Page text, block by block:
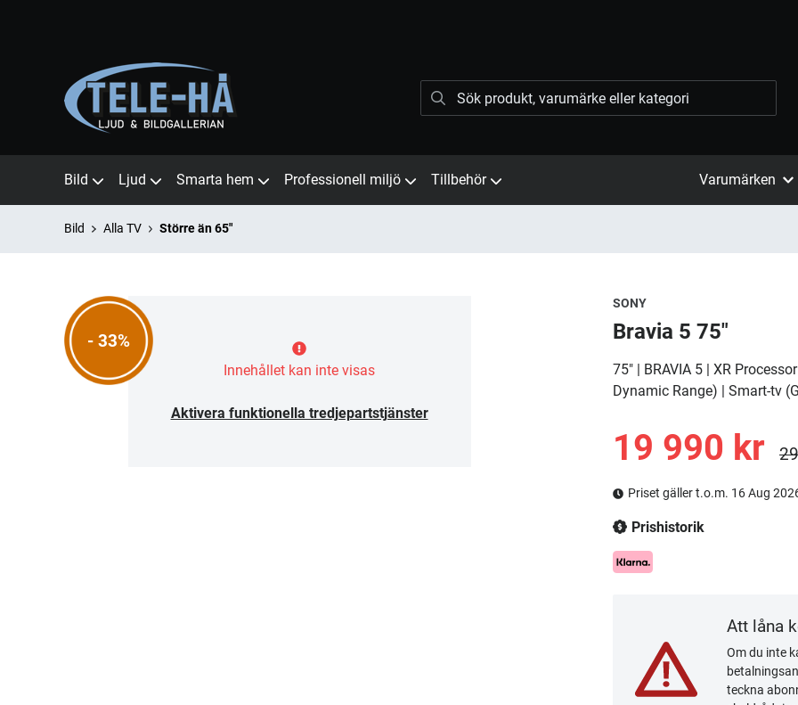
Bild Ljud Smarta hem Professionell miljö Tillbehör Varumärken
Bild Alla TV Större än 65"
- 33%
Innehållet kan inte visas
Aktivera funktionella tredjepartstjänster
SONY
Bravia 5 75"
75" | BRAVIA 5 | XR
Dynamic Range) | Smart-tv
19 990 kr
Priset gäller t.o.m. 16 Aug
Prishistorik
Att låna
Om du inte
teckna